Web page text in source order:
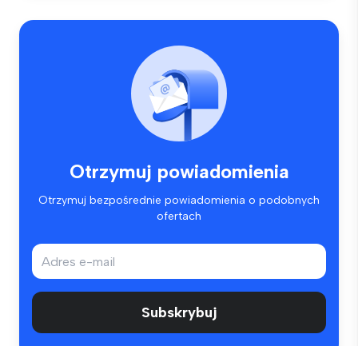
Otrzymuj powiadomienia
Otrzymuj bezpośrednie powiadomienia o podobnych
ofertach
Subskrybuj